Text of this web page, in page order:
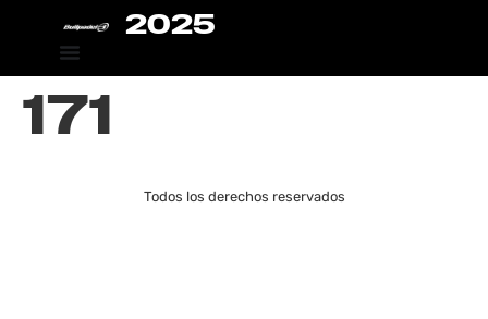
2025
171
Todos los derechos reservados